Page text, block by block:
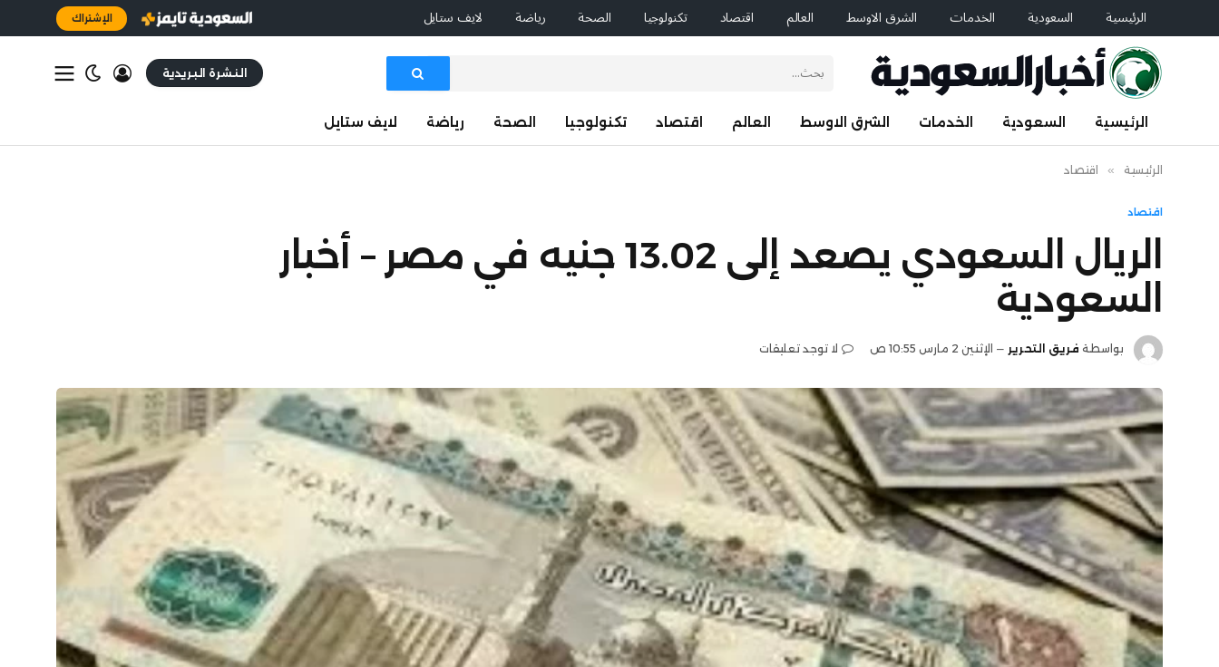
الرئيسية السعودية الخدمات الشرق الاوسط العالم اقتصاد تكنولوجيا الصحة رياضة لايف ستايل الإشتراك
النشرة البريدية
الرئيسية السعودية الخدمات الشرق الاوسط العالم اقتصاد تكنولوجيا الصحة رياضة لايف ستايل
الرئيسية » اقتصاد
اقتصاد
الريال السعودي يصعد إلى 13.02 جنيه في مصر – أخبار
السعودية
بواسطة فريق التحرير الإثنين 2 مارس 10:55 ص لا توجد تعليقات